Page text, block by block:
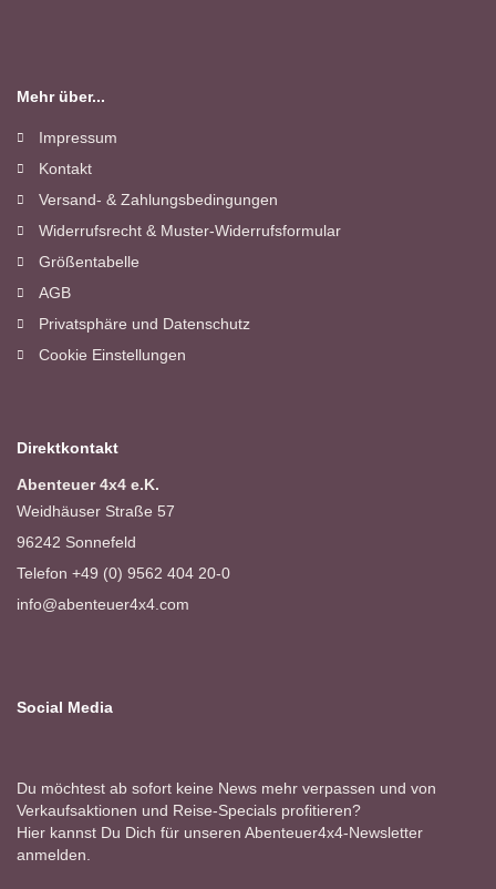
Mehr über...
Impressum
Kontakt
Versand- & Zahlungsbedingungen
Widerrufsrecht & Muster-Widerrufsformular
Größentabelle
AGB
Privatsphäre und Datenschutz
Cookie Einstellungen
Direktkontakt
Abenteuer 4x4 e.K.
Weidhäuser Straße 57
96242 Sonnefeld
Telefon +49 (0) 9562 404 20-0
info@abenteuer4x4.com
Social Media
Du möchtest ab sofort keine News mehr verpassen und von
Verkaufsaktionen und Reise-Specials profitieren?
Hier kannst Du Dich für unseren Abenteuer4x4-Newsletter
anmelden.